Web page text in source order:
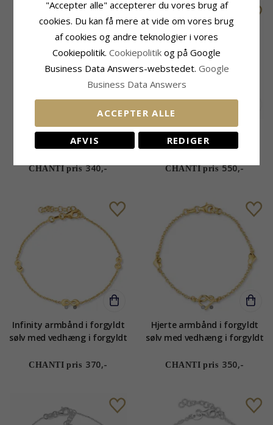
Hjerte infinity armbånd i
sølv med vedhæng i sølv
CHANTI pris 340,-
Hjerte infinity armbånd i
forgyldt sølv
CHANTI pris 550,-
Infinity armbånd i forgyldt
sølv med vedhæng i forgyldt
CHANTI pris 370,-
Hjerte armbånd i forgyldt
sølv med vedhæng i forgyldt
CHANTI pris 350,-
"Accepter alle" accepterer du vores brug af
cookies. Du kan få mere at vide om vores brug
af cookies og andre teknologier i vores
Cookiepolitik. Cookiepolitik og på Google
Business Data Answers-webstedet. Google
Business Data Answers
ACCEPTER ALLE
AFVIS REDIGER